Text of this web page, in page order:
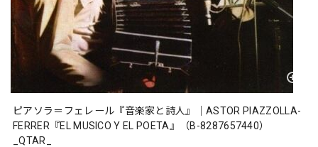
ピアソラ＝フェレール『音楽家と詩人』｜ASTOR PIAZZOLLA-
FERRER『EL MUSICO Y EL POETA』（B-8287657440）
_QTAR_